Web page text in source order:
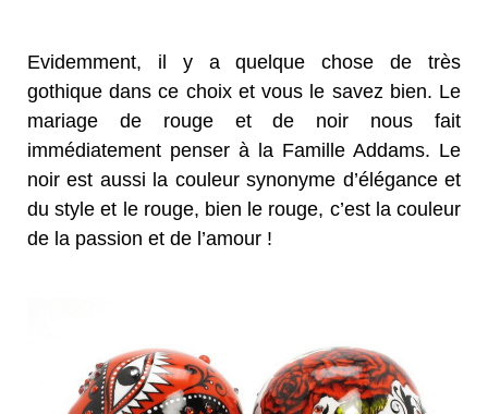
Evidemment, il y a quelque chose de très
gothique dans ce choix et vous le savez bien. Le
mariage de rouge et de noir nous fait
immédiatement penser à la Famille Addams. Le
noir est aussi la couleur synonyme d’élégance et
du style et le rouge, bien le rouge, c’est la couleur
de la passion et de l’amour !